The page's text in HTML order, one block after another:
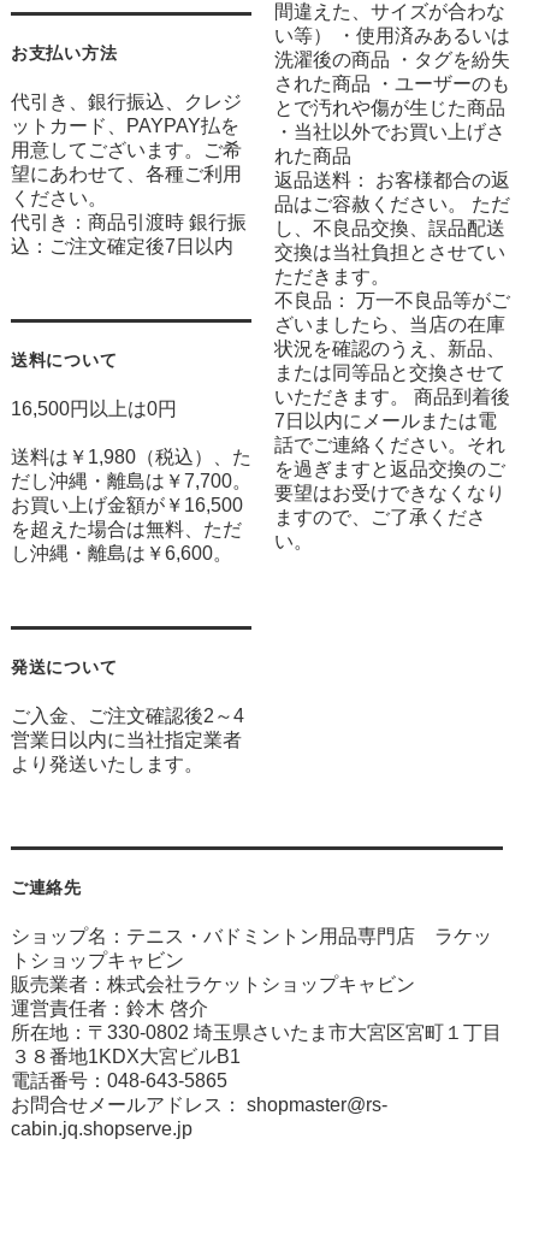
お支払い方法
代引き、銀行振込、クレジ
ットカード、PAYPAY払を
用意してございます。ご希
望にあわせて、各種ご利用
ください。
代引き：商品引渡時 銀行振
込：ご注文確定後7日以内
送料について
16,500円以上は0円
送料は￥1,980（税込）、た
だし沖縄・離島は￥7,700。
お買い上げ金額が￥16,500
を超えた場合は無料、ただ
し沖縄・離島は￥6,600。
発送について
ご入金、ご注文確認後2～4
営業日以内に当社指定業者
より発送いたします。
間違えた、サイズが合わな
い等） ・使用済みあるいは
洗濯後の商品 ・タグを紛失
された商品 ・ユーザーのも
とで汚れや傷が生じた商品
・当社以外でお買い上げさ
れた商品
返品送料： お客様都合の返
品はご容赦ください。 ただ
し、不良品交換、誤品配送
交換は当社負担とさせてい
ただきます。
不良品： 万一不良品等がご
ざいましたら、当店の在庫
状況を確認のうえ、新品、
または同等品と交換させて
いただきます。 商品到着後
7日以内にメールまたは電
話でご連絡ください。それ
を過ぎますと返品交換のご
要望はお受けできなくなり
ますので、ご了承くださ
い。
ご連絡先
ショップ名：テニス・バドミントン用品専門店 ラケッ
トショップキャビン
販売業者：株式会社ラケットショップキャビン
運営責任者：鈴木 啓介
所在地：〒330-0802 埼玉県さいたま市大宮区宮町１丁目
３８番地1KDX大宮ビルB1
電話番号：048-643-5865
お問合せメールアドレス： shopmaster@rs-
cabin.jq.shopserve.jp